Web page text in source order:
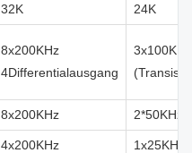
32K 24K
8x200KHz
4Differentialausgang
3x100KHz
8x200KHz 2*50KHz,
4x200KHz 1x25KHz,